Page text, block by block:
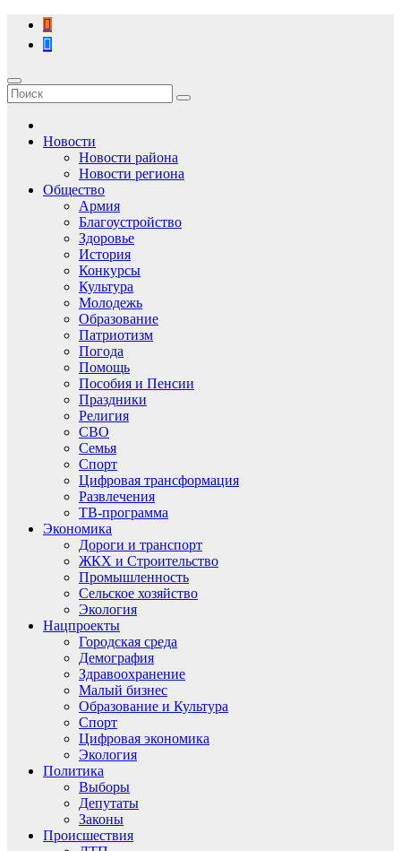
Перейти
содержимому
Новости
Новости района
Новости региона
Общество
Армия
Благоустройство
Здоровье
История
Конкурсы
Культура
Молодежь
Образование
Патриотизм
Погода
Помощь
Пособия и Пенсии
Праздники
Религия
СВО
Семья
Спорт
Цифровая трансформация
Развлечения
ТВ-программа
Экономика
Дороги и транспорт
ЖКХ и Строительство
Промышленность
Сельское хозяйство
Экология
Нацпроекты
Городская среда
Демография
Здравоохранение
Малый бизнес
Образование и Культура
Спорт
Цифровая экономика
Экология
Политика
Выборы
Депутаты
Законы
Происшествия